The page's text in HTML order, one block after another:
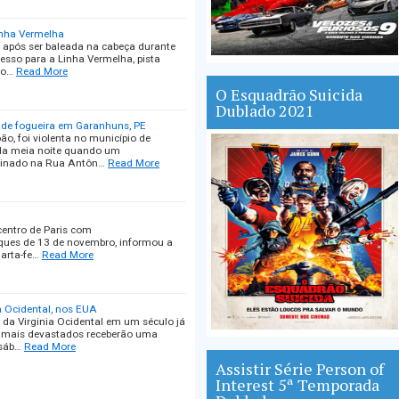
Vermelha
ser baleada na cabeça durante
para a Linha Vermelha, pista
Read More
fogueira em Garanhuns, PE
foi violenta no município de
meia noite quando um
na Rua Antôn… Read More
de Paris com
de 13 de novembro, informou a
fe… Read More
nos EUA
Virginia Ocidental em um século já
devastados receberão uma
Read More
O Esquadrão Suicida
Dublado 2021
Assistir Série Person of
Interest 5ª Temporada